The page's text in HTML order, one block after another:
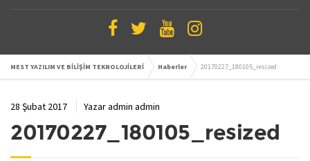
MEST YAZILIM VE BİLİŞİM TEKNOLOJİLERİ Haberler 20170227_180105_resized
28 Şubat 2017 Yazaradmin admin
20170227_180105_resized